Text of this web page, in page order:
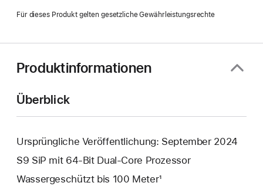
Fenster)
Für dieses Produkt gelten gesetzliche Gewährleistungsrechte
Produktinformationen
Überblick
Ursprüngliche Veröffentlichung: September 2024
S9 SiP mit 64‑Bit Dual‑Core Prozessor
Wassergeschützt bis 100 Meter¹